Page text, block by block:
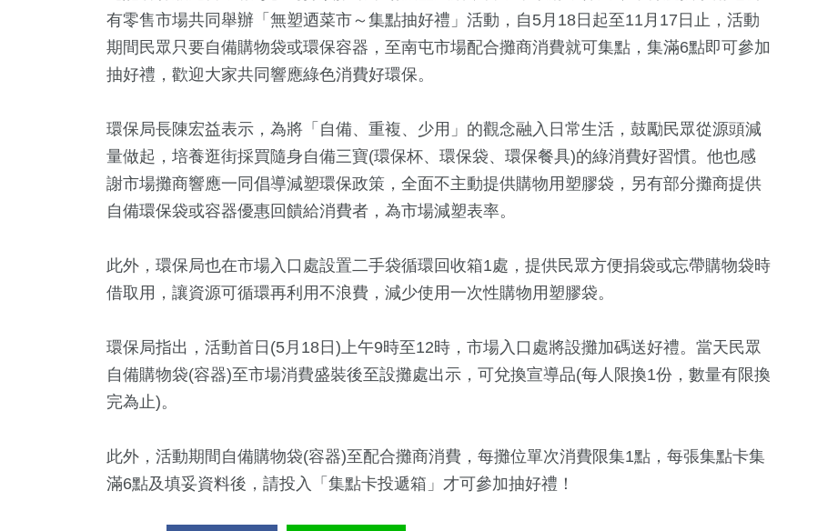
有零售市場共同舉辦「無塑迺菜市～集點抽好禮」活動，自5月18日起至11月17日止，活動
期間民眾只要自備購物袋或環保容器，至南屯市場配合攤商消費就可集點，集滿6點即可參加
抽好禮，歡迎大家共同響應綠色消費好環保。
環保局長陳宏益表示，為將「自備、重複、少用」的觀念融入日常生活，鼓勵民眾從源頭減
量做起，培養逛街採買隨身自備三寶(環保杯、環保袋、環保餐具)的綠消費好習慣。他也感
謝市場攤商響應一同倡導減塑環保政策，全面不主動提供購物用塑膠袋，另有部分攤商提供
自備環保袋或容器優惠回饋給消費者，為市場減塑表率。
此外，環保局也在市場入口處設置二手袋循環回收箱1處，提供民眾方便捐袋或忘帶購物袋時
借取用，讓資源可循環再利用不浪費，減少使用一次性購物用塑膠袋。
環保局指出，活動首日(5月18日)上午9時至12時，市場入口處將設攤加碼送好禮。當天民眾
自備購物袋(容器)至市場消費盛裝後至設攤處出示，可兌換宣導品(每人限換1份，數量有限換
完為止)。
此外，活動期間自備購物袋(容器)至配合攤商消費，每攤位單次消費限集1點，每張集點卡集
滿6點及填妥資料後，請投入「集點卡投遞箱」才可參加抽好禮！
1954+
熱門
409+
美食
+
2024總統大選
2758+
財經及消費
98+
評論
9+
兩岸藝苑天地
3209+
健康及醫療
7+
2023金鐘獎
2267+
旅遊
74+
海峽論壇專區
3793+
文教
7587+
兩岸道教文化交
927+
運動
3815 +
綜合
福建林公信俗文